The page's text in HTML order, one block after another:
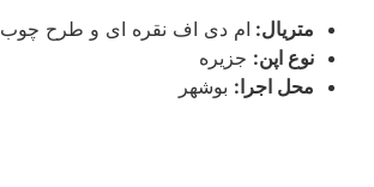
متریال: ام دی اف نقره ای و طرح چوب
نوع اپن: جزیره
محل اجرا: بوشهر